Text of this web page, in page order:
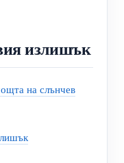
излишък
на слънчев